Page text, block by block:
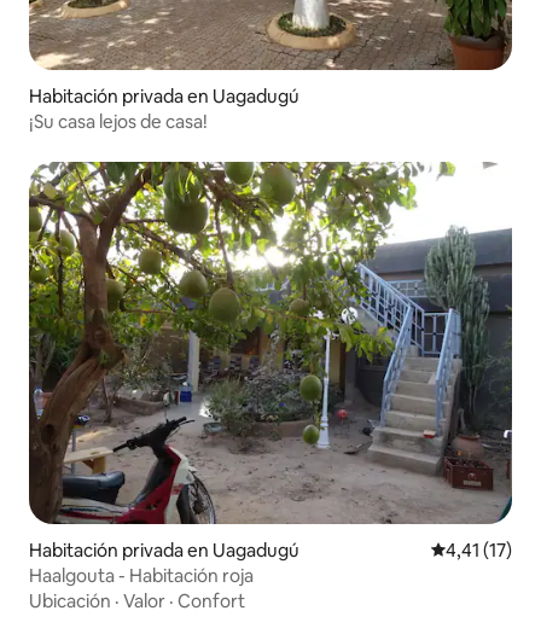
Habitación privada en Uagadugú
¡Su casa lejos de casa!
Habitación privada en Uagadugú Calificación
4,41 (17)
Haalgouta - Habitación roja
Ubicación · Valor · Confort